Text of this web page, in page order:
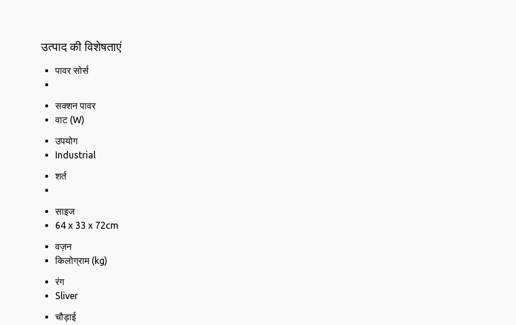
उत्पाद की विशेषताएं
पावर सोर्स
सक्शन पावर
वाट (W)
उपयोग
Industrial
शर्त
साइज
64 x 33 x 72cm
वज़न
किलोग्राम (kg)
रंग
Sliver
चौड़ाई